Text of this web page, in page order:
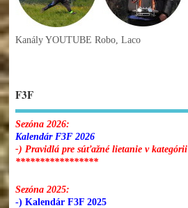
Kanály YOUTUBE Robo, Laco
F3F
Sezóna 2026:
Kalendár F3F 2026
-) Pravidlá pre súťažné lietanie v kategórii
*****************
Sezóna 2025:
-) Kalendár F3F 2025